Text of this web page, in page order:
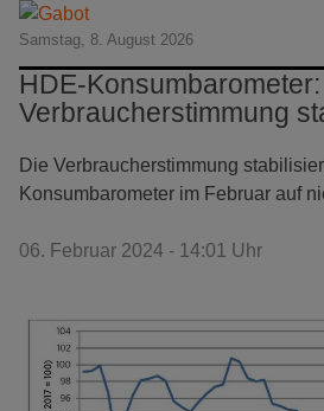
Samstag, 8. August 2026
HDE-Konsumbarometer:
Verbraucherstimmung
Die Verbraucherstimmung
Konsumbarometer im Februar auf
06. Februar 2024 - 14:01 Uhr